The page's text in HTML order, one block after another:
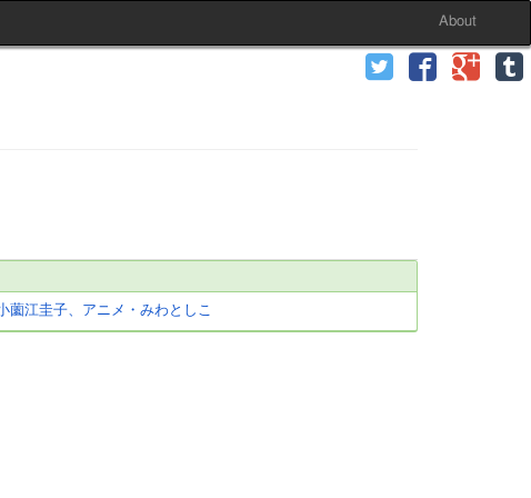
About
薗江圭子、アニメ・みわとしこ